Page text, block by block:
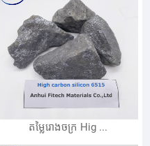
តម្លៃរោងចក្រ Hig ...